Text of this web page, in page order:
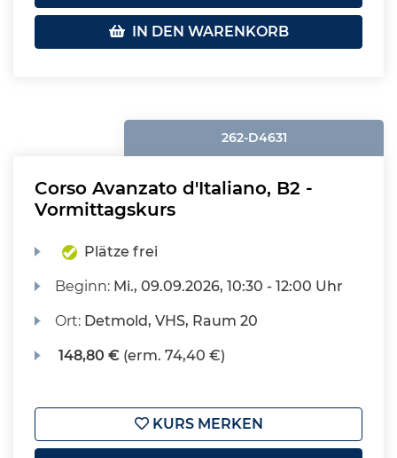
IN DEN WARENKORB
262-D4631
Corso Avanzato d'Italiano, B2 -
Vormittagskurs
Plätze frei
Beginn: Mi., 09.09.2026, 10:30 - 12:00 Uhr
Ort: Detmold, VHS, Raum 20
148,80 € (erm. 74,40 €)
KURS MERKEN